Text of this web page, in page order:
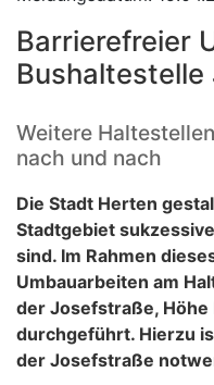
Barrierefreier
Weitere
nach und nach
Die Stadt Herten
Stadtgebiet
sind. Im Rahmen
Umbauarbeiten am
der Josefstraße, Höhe
durchgeführt. Hierzu
der Josefstraße